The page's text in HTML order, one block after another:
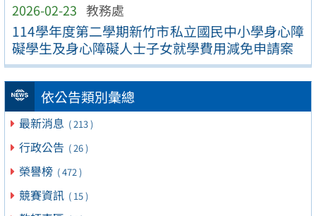
2026-02-23 教務處
114學年度第二學期新竹市私立國民中小學身心障
礙學生及身心障礙人士子女就學費用減免申請案
依公告類別彙總
最新消息 ( 213 )
行政公告 ( 26 )
榮譽榜 ( 472 )
競賽資訊 ( 15 )